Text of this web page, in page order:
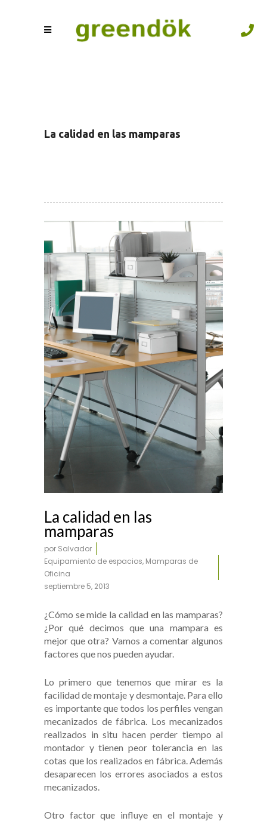
La calidad en las mamparas
La calidad en las
mamparas
por Salvador
Equipamiento de espacios, Mamparas de
Oficina
septiembre 5, 2013
¿Cómo se mide la calidad en las mamparas?
¿Por qué decimos que una mampara es
mejor que otra? Vamos a comentar algunos
factores que nos pueden ayudar.
Lo primero que tenemos que mirar es la
facilidad de montaje y desmontaje. Para ello
es importante que todos los perfiles vengan
mecanizados de fábrica. Los mecanizados
realizados in situ hacen perder tiempo al
montador y tienen peor tolerancia en las
cotas que los realizados en fábrica. Además
desaparecen los errores asociados a estos
mecanizados.
Otro factor que influye en el montaje y